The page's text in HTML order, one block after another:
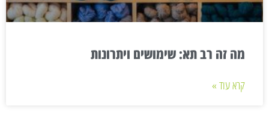
מה זה רב תא: שימושים ויתרונות
קרא עוד »